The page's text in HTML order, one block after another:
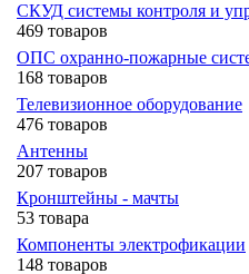
СКУД системы контроля и
469 товаров
ОПС охранно-пожарные
168 товаров
Телевизионное оборудование
476 товаров
Антенны
207 товаров
Кронштейны - мачты
53 товара
Компоненты электрофикации
148 товаров